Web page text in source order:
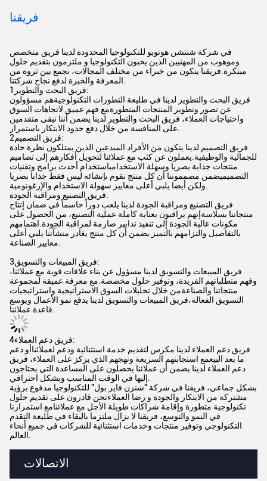
الاتصالات
فريقنا
في شركة شنتشن هونويو للتكنولوجيا المحدودة لدينا فريق متخصص
وموهوب من المهنيين الذين يحبون التكنولوجيا و ملتزمون بتقديم حلول
مبتكرة.فريقنا يتكون من خبراء من مختلف المجالات، تجمع بين ثروة من
المعرفة والخبرة لدفع نجاح شركتنا.
1فريق البحث والتطوير:
فريق البحث والتطوير لدينا في طليعة التطورات التكنولوجيةهم مسؤولون
عن تصور وتطوير المنتجات المتطورةمع فهم عميق لاتجاهات السوق
واحتياجات العملاء، فريق البحث والتطوير لدينا يضمن أننا نبقى متقدمين
على المنافسة من خلال دفع حدود الابتكار باستمرار.
2فريق التصميم:
فريق التصميم لدينا يتكون من الأفراد المبدعين الذين يمتلكون نظرة حادة
للجمالية والوظيفية.يعملون عن كثب مع عملائنا لتحويل أفكارهم إلى تصاميم
منتجات جذابة بصريا وسهلة الاستخدامباستخدام أحدث برامج وتقنيات
التصميميضمن مصمموننا أن كل منتج نقوم بإنشائه ليس فقط جذابا بصريا
ولكن أيضا يلبي أعلى معايير سهولة الاستخدام والإرغونومية.
فريق التصنيع ومراقبة الجودة:
فريق التصنيع ومراقبة الجودة لدينا يلعب دوراً حاسماً في ضمان إنتاج
منتجاتنا بسلاسةإنهم يراقبون بعناية كاملة عملية التصنيع، من الحصول على
مكونات عالية الجودة إلى تنفيذ تدابير صارمة لمراقبة الجودة.اهتمامهم
بالتفاصيل والتزامهم بالتميز يضمن أن كل منتج يغادر منشآتنا يلبي أعلى
معايير الصناعة.
3فريق المبيعات والتسويق:
فريق المبيعات والتسويق لدينا مسؤول عن بناء علاقات قوية مع عملائنا،
وفهم متطلباتهم الفريدة، وتوفير حلول مخصصة.مع معرفة عميقة لمجموعة
منتجاتنا والصناعةمن خلال تحليلات السوق الاستراتيجية واستراتيجيات
التسويق الفعالة،فريق المبيعات والتسويق لدينا يدفع نمو الأعمال ويوسع
قاعدة عملائنا.
4فريق دعم العملاء:
فريق دعم العملاء لدينا مكرس لتقديم خدمة استثنائية ودعم لعملائناأو دعم
ما بعد البيعمع استجابتهم السريعة ونهجهم الذي يركز على العملاء، فريق
دعم العملاء لدينا يضمن أن عملائنا يحصلون على المساعدة التي يحتاجون
إليها في الوقت المناسب وبشكل احترافي.
بشكل جماعي، فريقنا في شركة "شنزن فاير بول" للتكنولوجيا مدفوع برؤية
مشتركة من الابتكار والجودة و رضا العملاءنحن قادرون على تقديم حلول
تكنولوجية متطورة وإقامة شراكات طويلة الأجل مع عملائنامع استمرارنا
في النمو والتوسع، فريقنا لا يزال ملتزما بالبقاء في طليعة التقدم
التكنولوجي وتوفير منتجات وخدمات استثنائية للشركات في جميع أنحاء
العالم.